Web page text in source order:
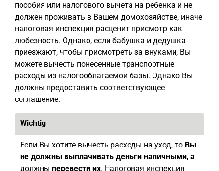
пособия или налогового вычета на ребенка и не
должен проживать в Вашем домохозяйстве, иначе
налоговая инспекция расценит присмотр как
любезность. Однако, если бабушка и дедушка
приезжают, чтобы присмотреть за внуками, Вы
можете вычесть понесенные транспортные
расходы из налогооблагаемой базы. Однако Вы
должны предоставить соответствующее
соглашение.
Wichtig
Если Вы хотите вычесть расходы на уход, то Вы
не должны выплачивать деньги наличными, а
должны перевести их. Налоговая инспекция